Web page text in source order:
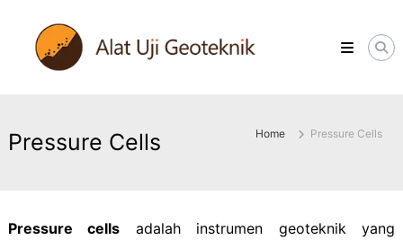
content
ALATUJIGEOTEKNIK.COM
DISTRIBUTOR
INSTRUMENT
Pressure Cells Home Pressure Cells
Pressure cells adalah instrumen geoteknik yang